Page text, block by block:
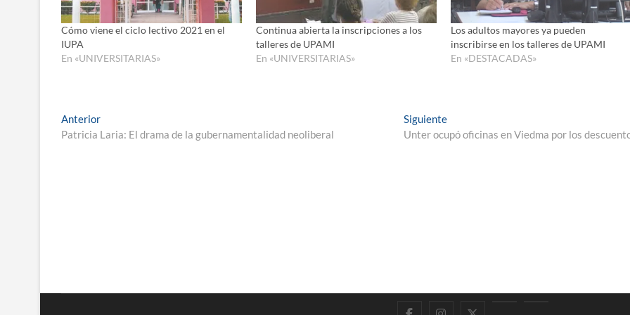
Cómo viene el ciclo lectivo 2021 en el
IUPA
En «UNIVERSITARIAS»
Continua abierta la inscripciones a los
talleres de UPAMI
En «UNIVERSITARIAS»
Los adultos mayores ya pueden
inscribirse en los talleres de UPAMI
En «DESTACADAS»
Navegación
de
AnteriorEntrada
anterior:
Patricia Laria: El drama de la gubernamentalidad neoliberal
SiguienteEntrada
siguiente:
Unter ocupó oficinas en Viedma por los